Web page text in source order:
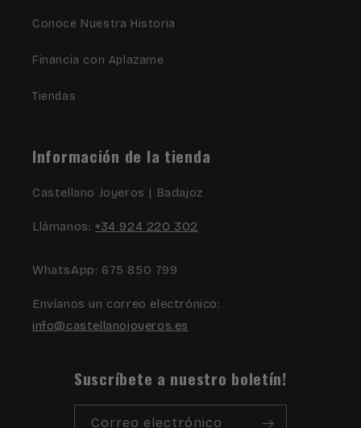
Conoce Nuestra Historia
Financia con Aplazame
Tiendas
Información de la tienda
Castellano Joyeros | Badajoz
Llámanos: +34 924 220 302
WhatsApp: 675 850 799
Envíanos un correo electrónico:
info@castellanojoyeros.es
Suscríbete a nuestro boletín!
Correo electrónico